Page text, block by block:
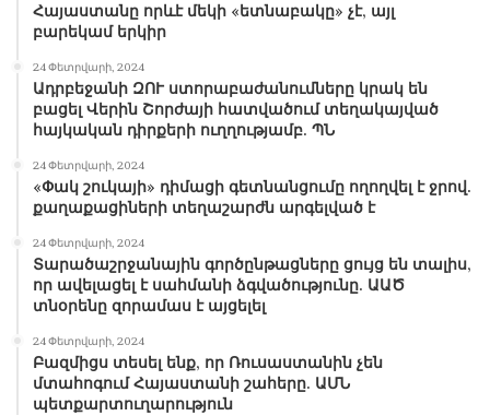
Հայաստանը որևէ մեկի «ետնաբակը» չէ, այլ
բարեկամ երկիր
24 Փետրվարի, 2024
Ադրբեջանի ԶՈՒ ստորաբաժանումները կրակ են
բացել Վերին Շորժայի հատվածում տեղակայված
հայկական դիրքերի ուղղությամբ. ՊՆ
24 Փետրվարի, 2024
«Փակ շուկայի» դիմացի գետնանցումը ողողվել է ջրով.
քաղաքացիների տեղաշարժն արգելված է
24 Փետրվարի, 2024
Տարածաշրջանային գործընթացները ցույց են տալիս,
որ ավելացել է սահմանի ձգվածությունը. ԱԱԾ
տնօրենը զորամաս է այցելել
24 Փետրվարի, 2024
Բազմիցս տեսել ենք, որ Ռուսաստանին չեն
մտահոգում Հայաստանի շահերը. ԱՄՆ
պետքարտուղարություն